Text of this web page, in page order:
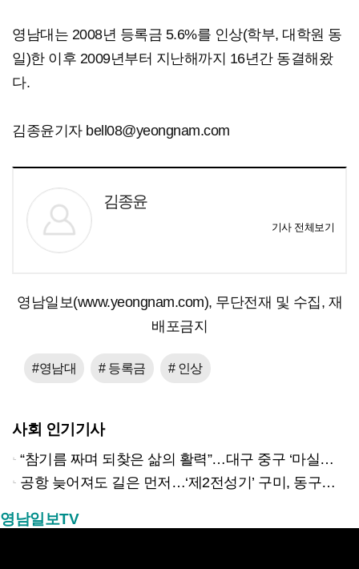
영남대는 2008년 등록금 5.6%를 인상(학부, 대학원 동
일)한 이후 2009년부터 지난해까지 16년간 동결해왔
다.
김종윤기자 bell08@yeongnam.com
김종윤
기사 전체보기
영남일보(www.yeongnam.com), 무단전재 및 수집, 재
배포금지
#영남대 # 등록금 # 인상
사회 인기기사
“참기름 짜며 되찾은 삶의 활력”…대구 중구 ‘마실방앗간’ 어르신들의 인생 2막
공항 늦어져도 길은 먼저…‘제2전성기’ 구미, 동구미역 더 절실
영남일보TV